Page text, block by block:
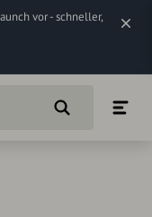
vor - schneller,